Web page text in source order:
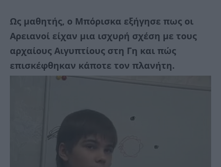
Ως μαθητής, ο Μπόρισκα εξήγησε πως οι
Αρειανοί είχαν μια ισχυρή σχέση με τους
αρχαίους Αιγυπτίους στη Γη και πώς
επισκέφθηκαν κάποτε τον πλανήτη.